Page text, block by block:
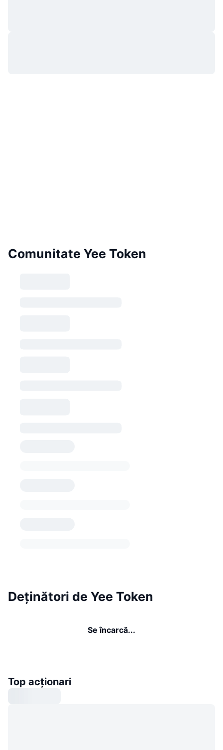
Comunitate Yee Token
Deținători de Yee Token
Se încarcă...
Top acționari